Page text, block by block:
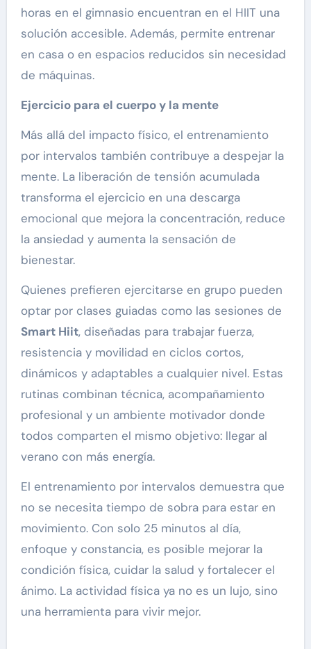
horas en el gimnasio encuentran en el HIIT una
solución accesible. Además, permite entrenar
en casa o en espacios reducidos sin necesidad
de máquinas.
Ejercicio para el cuerpo y la mente
Más allá del impacto físico, el entrenamiento
por intervalos también contribuye a despejar la
mente. La liberación de tensión acumulada
transforma el ejercicio en una descarga
emocional que mejora la concentración, reduce
la ansiedad y aumenta la sensación de
bienestar.
Quienes prefieren ejercitarse en grupo pueden
optar por clases guiadas como las sesiones de
Smart Hiit, diseñadas para trabajar fuerza,
resistencia y movilidad en ciclos cortos,
dinámicos y adaptables a cualquier nivel. Estas
rutinas combinan técnica, acompañamiento
profesional y un ambiente motivador donde
todos comparten el mismo objetivo: llegar al
verano con más energía.
El entrenamiento por intervalos demuestra que
no se necesita tiempo de sobra para estar en
movimiento. Con solo 25 minutos al día,
enfoque y constancia, es posible mejorar la
condición física, cuidar la salud y fortalecer el
ánimo. La actividad física ya no es un lujo, sino
una herramienta para vivir mejor.